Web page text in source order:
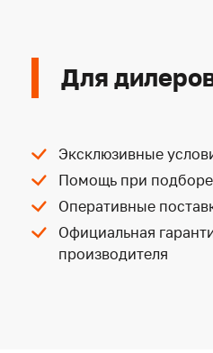
Для
Эксклюзивные
Помощь при
Оперативные
Официальная
производителя